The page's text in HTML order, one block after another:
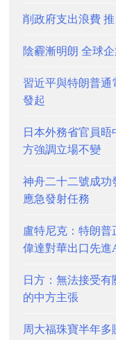
削政府支出浪費
陰霾漸明朗 全球
習近平與特朗普
發起
日本外務省官員晤
方強調立場不變
神舟二十二號成功
應急發射任務
盧特尼克：特朗
偉達對華出口先進
日方：無法接受有
的中方主張
周大福珠寶半年多